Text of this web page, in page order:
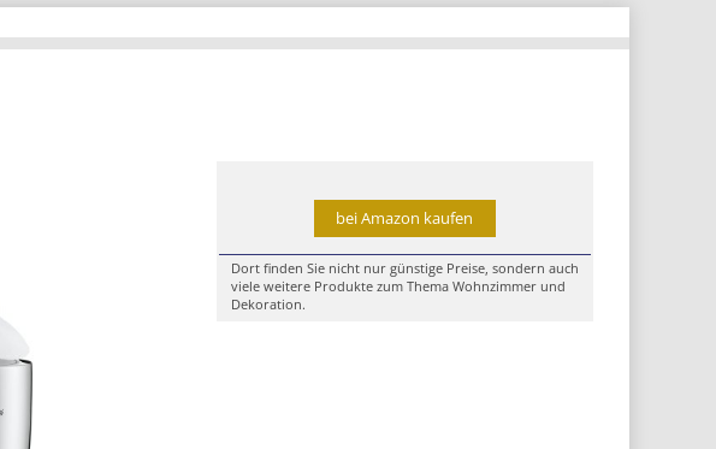
bei Amazon kaufen
Dort finden Sie nicht nur günstige Preise, sondern auch
viele weitere Produkte zum Thema Wohnzimmer und
Dekoration.